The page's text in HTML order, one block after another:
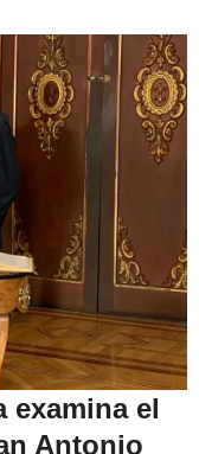
examina el
Antonio